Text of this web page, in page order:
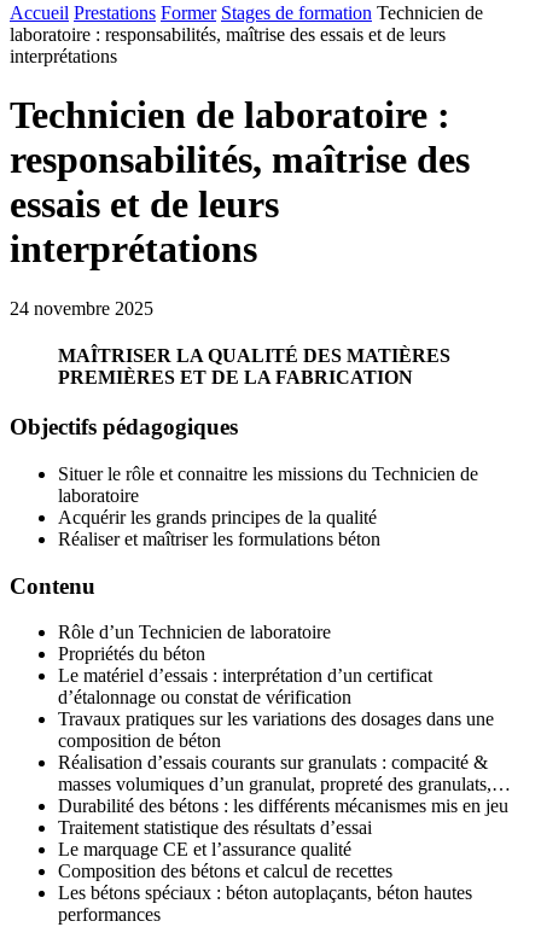
Accueil Prestations Former Stages de formation Technicien de
laboratoire : responsabilités, maîtrise des essais et de leurs
interprétations
Technicien de laboratoire :
responsabilités, maîtrise des
essais et de leurs
interprétations
24 novembre 2025
MAÎTRISER LA QUALITÉ DES MATIÈRES
PREMIÈRES ET DE LA FABRICATION
Objectifs pédagogiques
Situer le rôle et connaitre les missions du Technicien de
laboratoire
Acquérir les grands principes de la qualité
Réaliser et maîtriser les formulations béton
Contenu
Rôle d’un Technicien de laboratoire
Propriétés du béton
Le matériel d’essais : interprétation d’un certificat
d’étalonnage ou constat de vérification
Travaux pratiques sur les variations des dosages dans une
composition de béton
Réalisation d’essais courants sur granulats : compacité &
masses volumiques d’un granulat, propreté des granulats,…
Durabilité des bétons : les différents mécanismes mis en jeu
Traitement statistique des résultats d’essai
Le marquage CE et l’assurance qualité
Composition des bétons et calcul de recettes
Les bétons spéciaux : béton autoplaçants, béton hautes
performances